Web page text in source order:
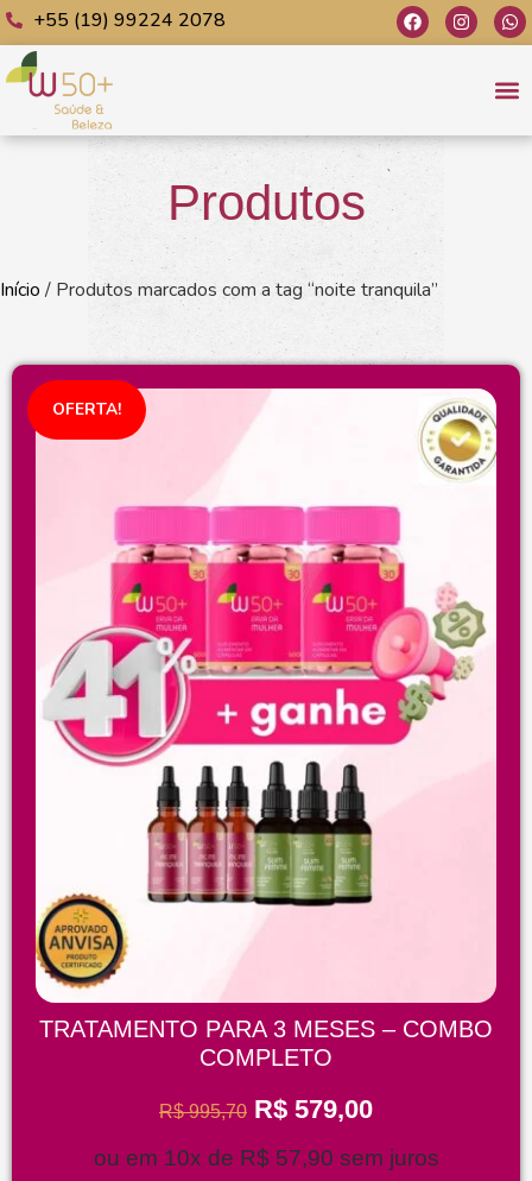
+55 (19) 99224 2078
Produtos
Início / Produtos marcados com a tag “noite tranquila”
OFERTA!
TRATAMENTO PARA 3 MESES – COMBO
COMPLETO
R$995,70 R$ 579,00
ou em 10x de R$57,90 sem juros